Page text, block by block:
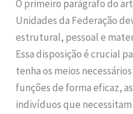
O primeiro parágrafo do
Unidades da Federação
estrutural, pessoal e
Essa disposição é crucial
tenha os meios
funções de forma eficaz,
indivíduos que